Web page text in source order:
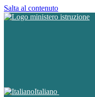
Salta al contenuto
Italiano